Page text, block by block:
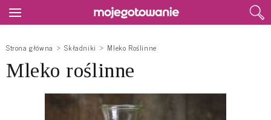
Strona główna Składniki Mleko Roślinne
Mleko roślinne